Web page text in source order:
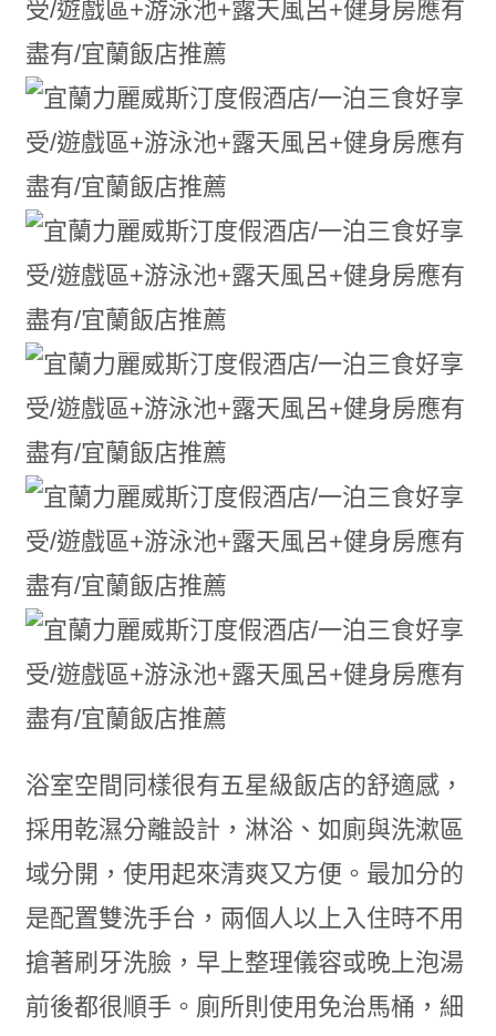
浴室空間同樣很有五星級飯店的舒適感，
採用乾濕分離設計，淋浴、如廁與洗漱區
域分開，使用起來清爽又方便。最加分的
是配置雙洗手台，兩個人以上入住時不用
搶著刷牙洗臉，早上整理儀容或晚上泡湯
前後都很順手。廁所則使用免治馬桶，細